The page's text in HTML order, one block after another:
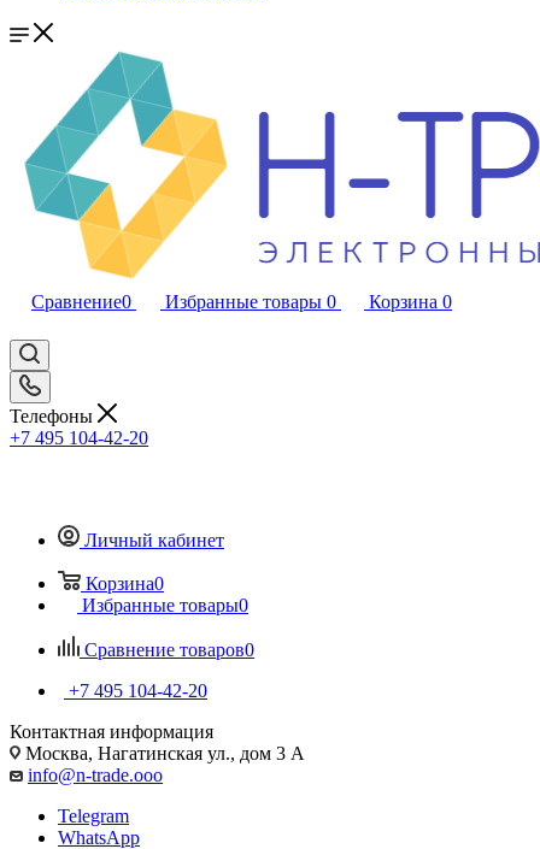
Сравнение0 Избранные товары 0 Корзина 0
Телефоны
+7 495 104-42-20
Личный кабинет
Корзина0
Избранные товары0
Сравнение товаров0
+7 495 104-42-20
Контактная информация
Москва, Нагатинская ул., дом 3 А
info@n-trade.ooo
Telegram
WhatsApp